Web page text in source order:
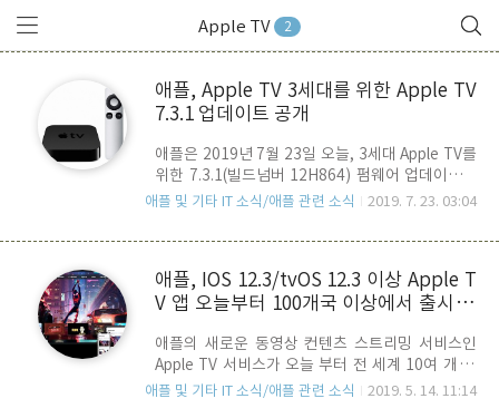
Apple TV 2
애플, Apple TV 3세대를 위한 Apple TV
7.3.1 업데이트 공개
애플은 2019년 7월 23일 오늘, 3세대 Apple TV를
위한 7.3.1(빌드넘버 12H864) 펌웨어 업데이트를
공개 했습니다. 지난 5월 7.3 업데이트 공개 후, 2달
로 보여 집니다. 해당 기기를 사용하고 계신분들은
애플 및 기타 IT 소식/애플 관련 소식 2019. 7. 23. 03:04
애플, IOS 12.3/tvOS 12.3 이상 Apple T
V 앱 오늘부터 100개국 이상에서 출시, A
지원
애플의 새로운 동영상 컨텐츠 스트리밍 서비스인
Apple TV 서비스가 오늘 부터 전 세계 10여 개 국
가에서 실시되며, Apple TV앱의 경우 100여개 국
애플 및 기타 IT 소식/애플 관련 소식 2019. 5. 14. 11:14